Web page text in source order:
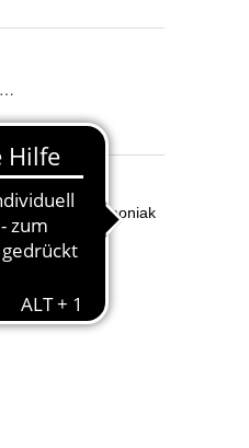
Liter (13,90 / Liter ), 3 Liter